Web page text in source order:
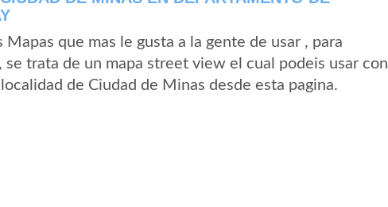
que mas le gusta a la gente de usar , para
trata de un mapa street view el cual podeis usar con
de Ciudad de Minas desde esta pagina.